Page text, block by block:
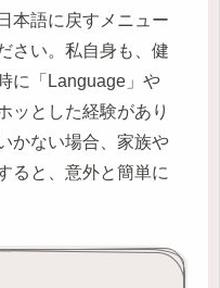
本語に戻すメニュー
さい。私自身も、健
に「Language」や
ッとした経験があり
かない場合、家族や
ると、意外と簡単に